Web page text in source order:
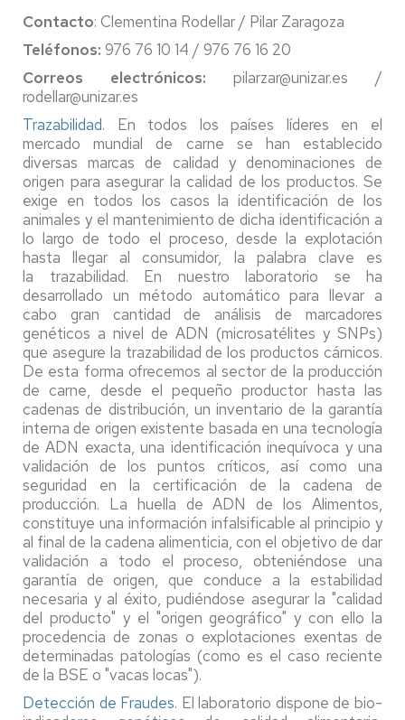
Contacto: Clementina Rodellar / Pilar Zaragoza
Teléfonos: 976 76 10 14 / 976 76 16 20
Correos electrónicos: pilarzar@unizar.es /
rodellar@unizar.es
Trazabilidad. En todos los países líderes en el
mercado mundial de carne se han establecido
diversas marcas de calidad y denominaciones de
origen para asegurar la calidad de los productos. Se
exige en todos los casos la identificación de los
animales y el mantenimiento de dicha identificación a
lo largo de todo el proceso, desde la explotación
hasta llegar al consumidor, la palabra clave es
la trazabilidad. En nuestro laboratorio se ha
desarrollado un método automático para llevar a
cabo gran cantidad de análisis de marcadores
genéticos a nivel de ADN (microsatélites y SNPs)
que asegure la trazabilidad de los productos cárnicos.
De esta forma ofrecemos al sector de la producción
de carne, desde el pequeño productor hasta las
cadenas de distribución, un inventario de la garantía
interna de origen existente basada en una tecnología
de ADN exacta, una identificación inequívoca y una
validación de los puntos críticos, así como una
seguridad en la certificación de la cadena de
producción. La huella de ADN de los Alimentos,
constituye una información infalsificable al principio y
al final de la cadena alimenticia, con el objetivo de dar
validación a todo el proceso, obteniéndose una
garantía de origen, que conduce a la estabilidad
necesaria y al éxito, pudiéndose asegurar la "calidad
del producto" y el "origen geográfico" y con ello la
procedencia de zonas o explotaciones exentas de
determinadas patologías (como es el caso reciente
de la BSE o "vacas locas").
Detección de Fraudes. El laboratorio dispone de bio-